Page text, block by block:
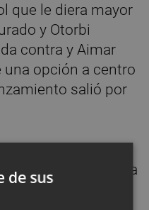
que le diera mayor
y Otorbi
contra y Aimar
una opción a centro
salió por
mitad el
presencia en área
en todo caso
de sus